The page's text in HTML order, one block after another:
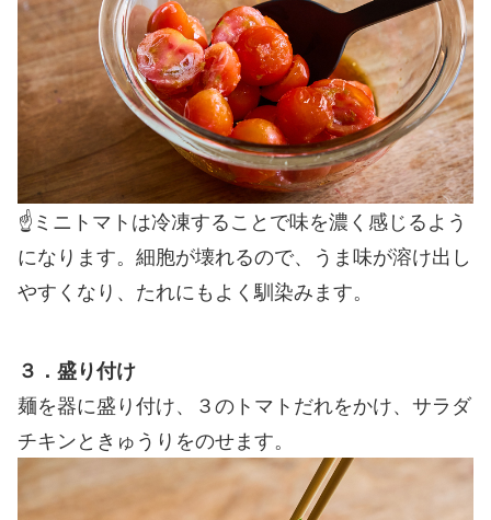
☝️ミニトマトは冷凍することで味を濃く感じるよう
になります。細胞が壊れるので、うま味が溶け出し
やすくなり、たれにもよく馴染みます。
３．盛り付け
麺を器に盛り付け、３のトマトだれをかけ、サラダ
チキンときゅうりをのせます。